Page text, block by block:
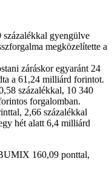
gyengülve
megközelítette a
záráskor egyaránt 24
a 61,24 milliárd forintot.
százalékkal, 10 340
forgalomban.
2,66 százalékkal
hét alatt 6,4 milliárd
160,09 ponttal,